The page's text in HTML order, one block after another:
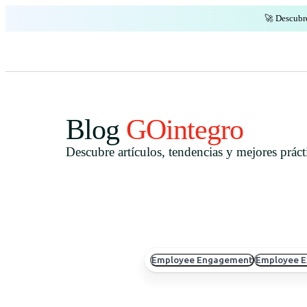
🚀
Blog GOintegro
Descubre artículos, tendencias y mejores
Employee Engagement Employee